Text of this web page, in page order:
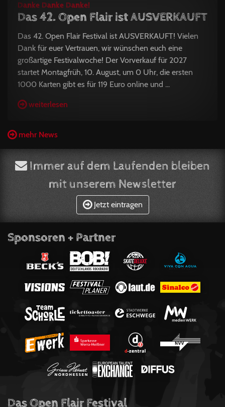
Danke Danke Danke!
Das 42. Open Flair ist AUSVERKAUFT
Das 42. Open Flair Festival ist AUSVERKAUFT! Vielen
Dank für euer Vertrauen, wir wünschen euch eine
großartige Festivalwoche! Der Vorverkauf für 2027
startet Montagfrüh, 10. August, um 0 Uhr, die ersten
1000 Karten gibt es für 119 Euro online und ...
weiterlesen
mehr News
Immer auf dem Laufenden bleiben
mit unserem Newsletter
Jetzt eintragen
Sponsoren + Partner
Das Open Flair Festival